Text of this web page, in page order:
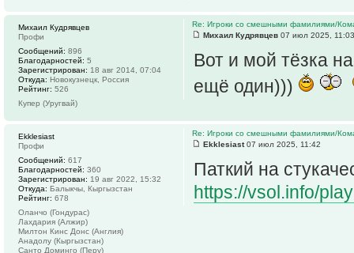
Re: Игроки со смешными фамилиями/
Михаил Кудрявцев 07 июл 2025, 11:03
Вот и мой тёзка
ещё один)))
Михаил Кудрявцев
Профи
Сообщений: 896
Благодарностей: 5
Зарегистрирован: 18 авг 2014, 07:04
Откуда: Новокузнецк, Россия
Рейтинг: 526
Купер (Уругвай)
Re: Игроки со смешными фамилиями/
Ekklesiast07 июл 2025, 11:42
Паткий на
https://vsol.info/
Ekklesiast
Профи
Сообщений: 617
Благодарностей: 360
Зарегистрирован: 19 авг 2022, 15:32
Откуда: Балыкчы, Кыргызстан
Рейтинг: 678
Оланчо (Гондурас)
Лахдария (Алжир)
Милтон Кинс Донс (Англия)
Анадолу (Кыргызстан)
Санто Доминго (Перу)